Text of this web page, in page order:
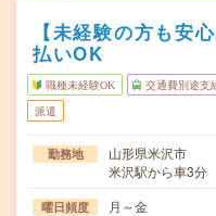
【未経験の方も安
払いOK
職種未経験OK 交通費別途支
派遣
勤務地
山形県米沢市
米沢駅から車3分
曜日頻度 月～金